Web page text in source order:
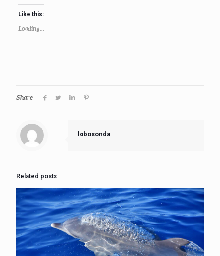
Like this:
Loading...
Share
lobosonda
Related posts